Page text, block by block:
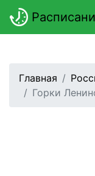
Главная
Горки